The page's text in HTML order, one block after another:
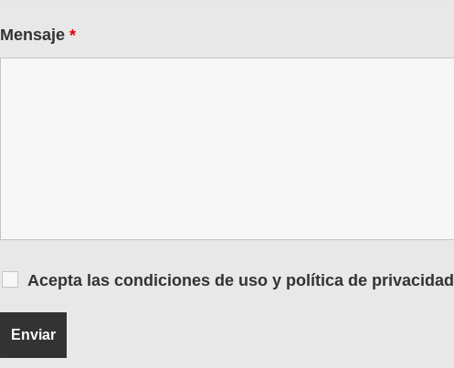
Mensaje *
Acepta las condiciones de uso y política de privacidad